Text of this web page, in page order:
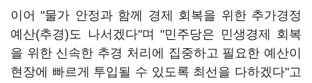
이어 "물가 안정과 함께 경제 회복을 위한 추가경정
예산(추경)도 나서겠다"며 "민주당은 민생경제 회복
을 위한 신속한 추경 처리에 집중하고 필요한 예산이
현장에 빠르게 투입될 수 있도록 최선을 다하겠다"고